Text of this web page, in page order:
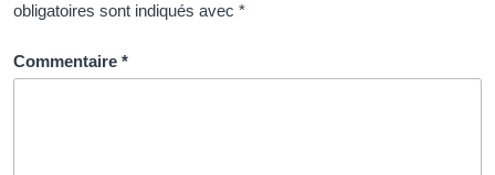
obligatoires sont indiqués avec *
Commentaire *